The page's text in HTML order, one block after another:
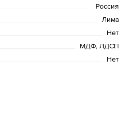
Россия
Лима
Нет
МДФ, ЛДСП
Нет